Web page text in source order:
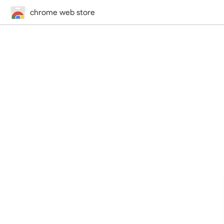
chrome web store